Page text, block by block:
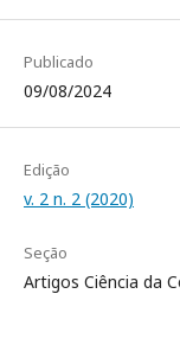
Publicado
09/08/2024
Edição
v. 2 n. 2 (2020)
Seção
Artigos Ciência da